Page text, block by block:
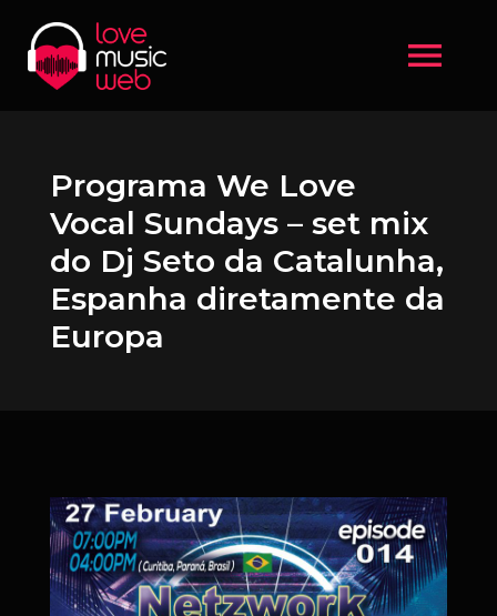
menu
Programa We Love
Vocal Sundays – set mix
do Dj Seto da Catalunha,
Espanha diretamente da
Europa